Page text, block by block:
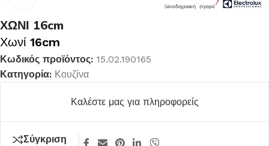
ΧΩΝΙ 16cm
Χωνί 16cm
Κωδικός προϊόντος: 15.02.190165
Κατηγορία: Κουζίνα
Καλέστε μας για πληροφορείς
Σύγκριση